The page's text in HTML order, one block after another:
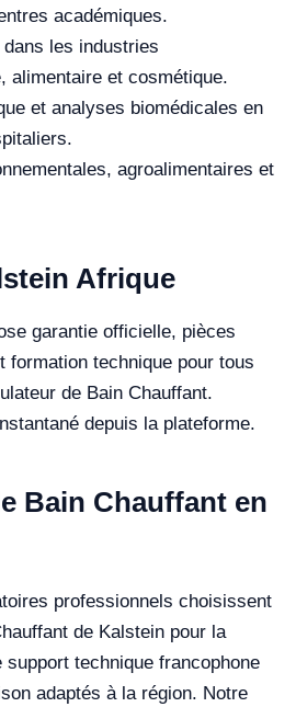
académiques.
les industries
alimentaire et cosmétique.
et analyses biomédicales en
agroalimentaires et
Afrique
garantie officielle, pièces
formation technique pour tous
de Bain Chauffant.
depuis la plateforme.
Bain Chauffant en
professionnels choisissent
de Kalstein pour la
technique francophone
adaptés à la région. Notre